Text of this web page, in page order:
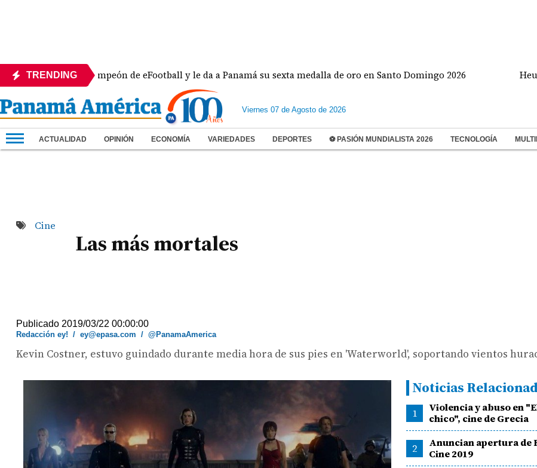
TRENDING
se corona campeón de eFootball y le da a Panamá su sexta medalla de oro en Santo Domingo 2026
Viernes 07 de Agosto de 2026
ACTUALIDAD OPINIÓN ECONOMÍA VARIEDADES DEPORTES ⚽ PASIÓN MUNDIALISTA 2026 TECNOLOGÍA
Cine
Las más mortales
Publicado 2019/03/22 00:00:00
Redacción ey! /ey@epasa.com /@PanamaAmerica
Kevin Costner, estuvo guindado durante media hora de sus pies en 'Waterworld', soportando vientos
Noticias
1
Violencia y abuso en
chico", cine de Grecia
2
Anuncian apertura de
Cine 2019